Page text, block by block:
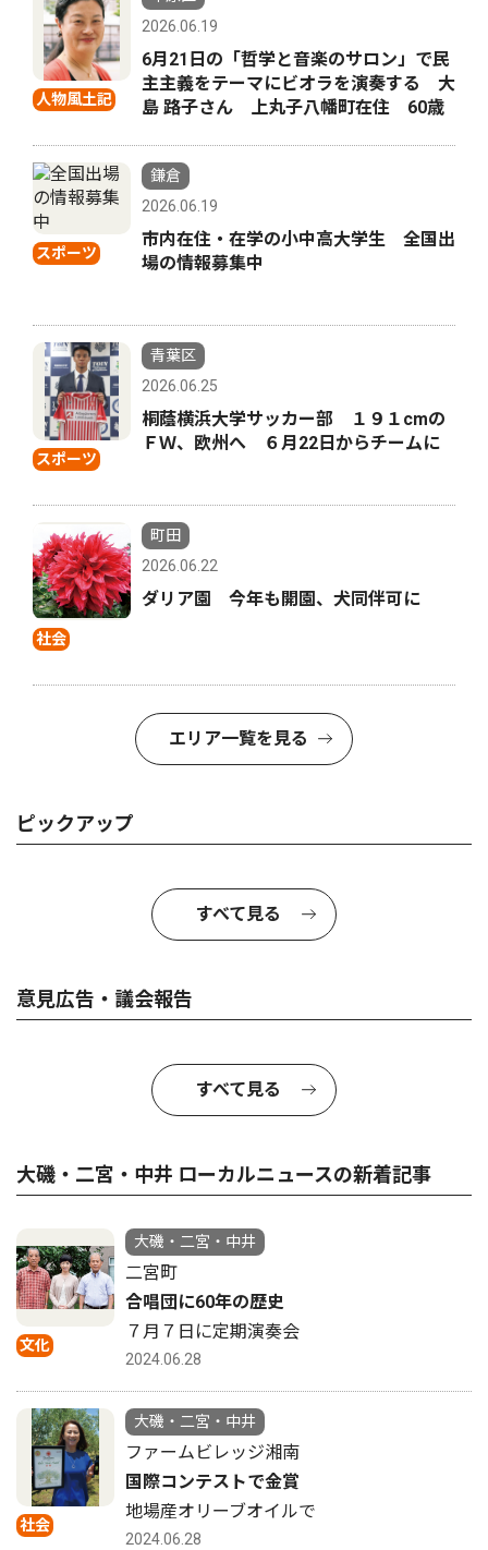
人物風土記
2026.06.19
6月21日の「哲学と音楽のサロン」で民
主主義をテーマにビオラを演奏する 大
島 路子さん 上丸子八幡町在住 60歳
スポーツ
鎌倉
2026.06.19
市内在住・在学の小中高大学生 全国出
場の情報募集中
スポーツ
青葉区
2026.06.25
桐蔭横浜大学サッカー部 １９１cmの
ＦＷ、欧州へ ６月22日からチームに
社会
町田
2026.06.22
ダリア園 今年も開園、犬同伴可に
エリア一覧を見る
ピックアップ
すべて見る
意見広告・議会報告
すべて見る
大磯・二宮・中井 ローカルニュースの新着記事
文化
大磯・二宮・中井
二宮町
合唱団に60年の歴史
７月７日に定期演奏会
2024.06.28
社会
大磯・二宮・中井
ファームビレッジ湘南
国際コンテストで金賞
地場産オリーブオイルで
2024.06.28